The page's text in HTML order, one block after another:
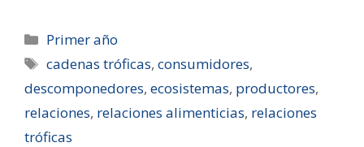
Primer año
cadenas tróficas,consumidores,
descomponedores, ecosistemas, productores,
relaciones, relaciones alimenticias, relaciones
tróficas